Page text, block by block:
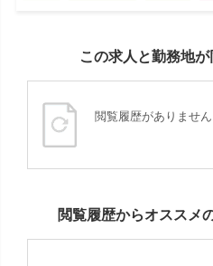
この求人と勤務地
閲覧履歴がありませ
閲覧履歴からオススメ